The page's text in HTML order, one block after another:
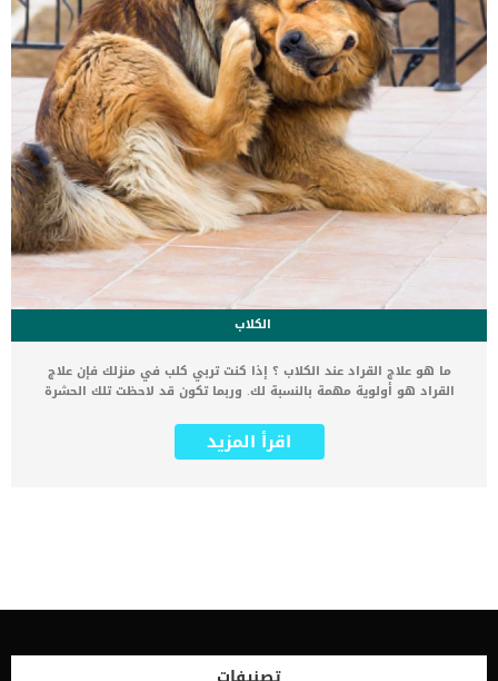
الكلاب
ما هو علاج القراد عند الكلاب ؟ إذا كنت تربي كلب في منزلك فإن علاج
القراد هو أولوية مهمة بالنسبة لك. وربما تكون قد لاحظت تلك الحشرة
للقراد سيكون سهلا جدا إذا عرفت كيف تتعامل مع هذه الحشرة التي
تصيب الكلاب في جميع الأعمار سواء الجراء او الكلاب الكبيرة. خطوات علاج
حسب الوزن 5 – استخدم مادة لازالة اثار القراد من مكان معيشة الكلب.
اشراف بيطري كامل لان الجرعة الخاطئة تسبب موت الكلب القراد هو أحد
أشهر الكائنات الطفيلية التي تصيب الكلب في مختلف مراحل عمره
اقرأ المزيد